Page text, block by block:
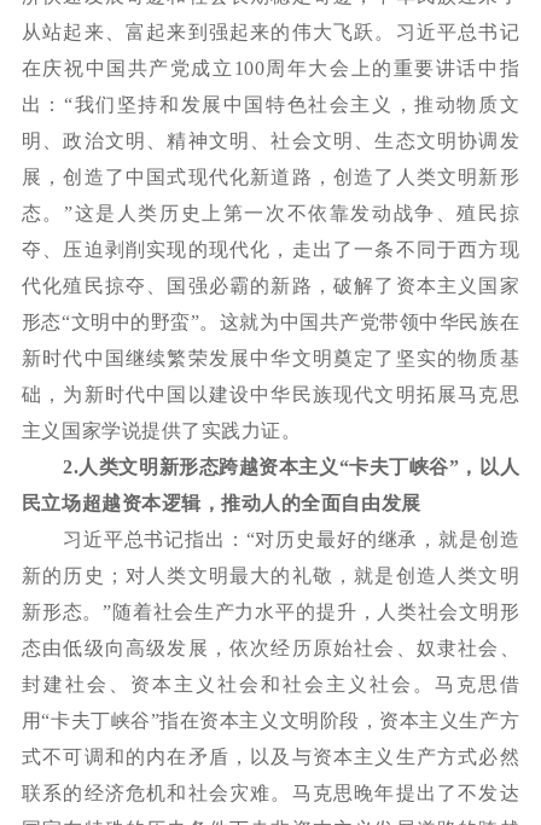
从站起来、富起来到强起来的伟大飞跃。习近平总书记
在庆祝中国共产党成立 100周年大会上的重要讲话中指
出：“我们坚持和发展中国特色社会主义，推动物质文
明、政治文明、精神文明、社会文明、生态文明协调发
展，创造了中国式现代化新道路，创造了人类文明新形
态。”这是人类历史上第一次不依靠发动战争、殖民掠
夺、压迫剥削实现的现代化，走出了一条不同于西方现
代化殖民掠夺、国强必霸的新路，破解了资本主义国家
形态“文明中的野蛮”。这就为中国共产党带领中华民族在
新时代中国继续繁荣发展中华文明奠定了坚实的物质基
础，为新时代中国以建设中华民族现代文明拓展马克思
主义国家学说提供了实践力证。
2.人类文明新形态跨越资本主义“卡夫丁峡谷”，以人
民立场超越资本逻辑，推动人的全面自由发展
习近平总书记指出： “对历史最好的继承，就是创造
新的历史；对人类文明最大的礼敬，就是创造人类文明
新形态。”随着社会生产力水平的提升，人类社会文明形
态由低级向高级发展，依次经历原始社会、奴隶社会、
封建社会、资本主义社会和社会主义社会。马克思借
用“卡夫丁峡谷”指在资本主义文明阶段，资本主义生产方
式不可调和的内在矛盾，以及与资本主义生产方式必然
联系的经济危机和社会灾难。马克思晚年提出了不发达